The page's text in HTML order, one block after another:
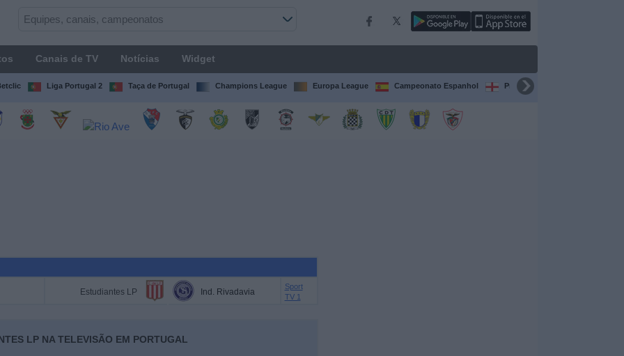
Canais de TV Notícias Widget
Liga Portugal 2 Taça de Portugal Champions League Europa League Campeonato Espanhol Premier League
Estudiantes LP Ind. Rivadavia
Sport
TV 1
LP NA TELEVISÃO EM PORTUGAL